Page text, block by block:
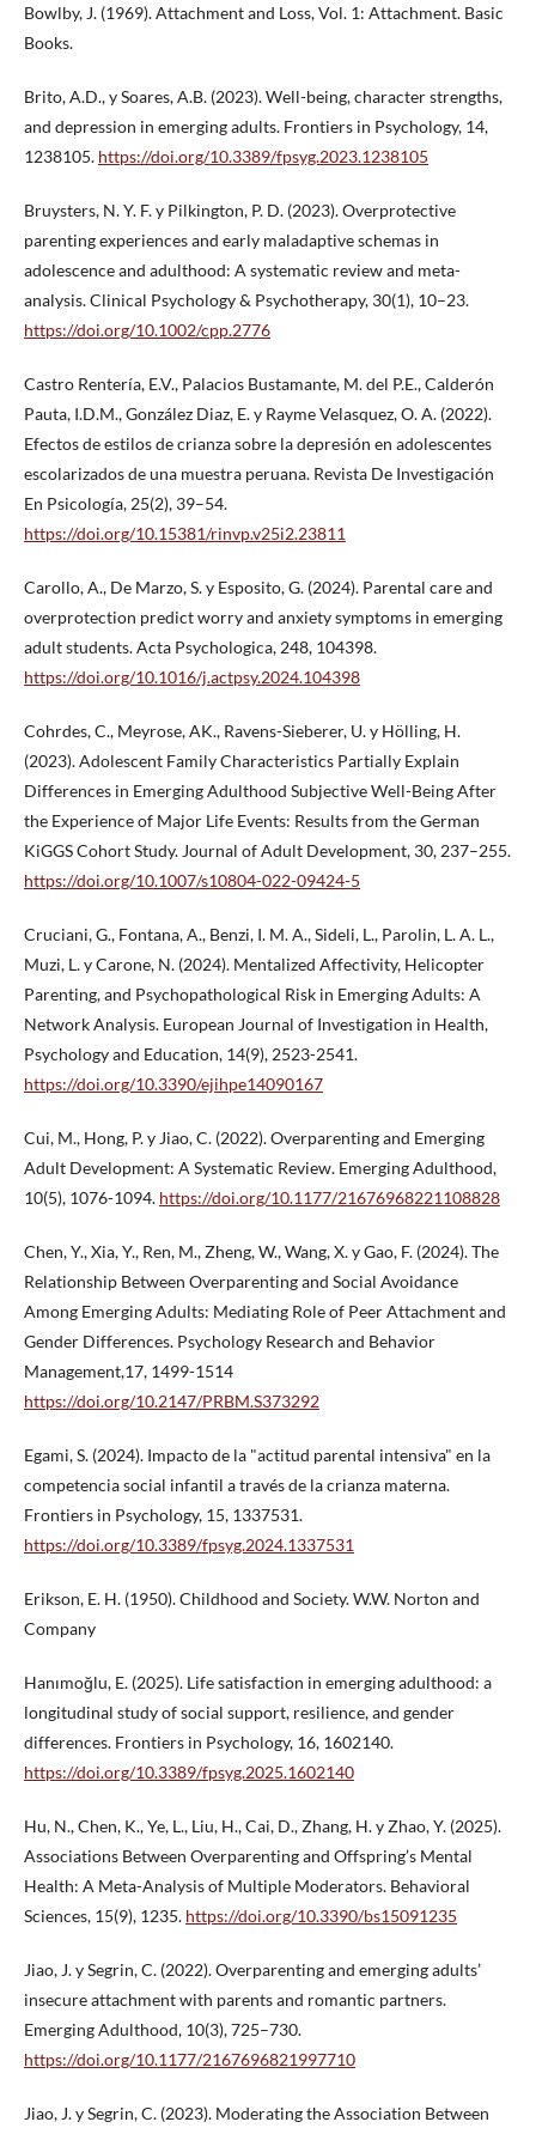
Bowlby, J. (1969). Attachment and Loss, Vol. 1: Attachment. Basic
Books.
Brito, A.D., y Soares, A.B. (2023). Well-being, character strengths,
and depression in emerging adults. Frontiers in Psychology, 14,
1238105. https://doi.org/10.3389/fpsyg.2023.1238105
Bruysters, N. Y. F. y Pilkington, P. D. (2023). Overprotective
parenting experiences and early maladaptive schemas in
adolescence and adulthood: A systematic review and meta-
analysis. Clinical Psychology & Psychotherapy, 30(1), 10–23.
https://doi.org/10.1002/cpp.2776
Castro Rentería, E.V., Palacios Bustamante, M. del P.E., Calderón
Pauta, I.D.M., González Diaz, E. y Rayme Velasquez, O. A. (2022).
Efectos de estilos de crianza sobre la depresión en adolescentes
escolarizados de una muestra peruana. Revista De Investigación
En Psicología, 25(2), 39–54.
https://doi.org/10.15381/rinvp.v25i2.23811
Carollo, A., De Marzo, S. y Esposito, G. (2024). Parental care and
overprotection predict worry and anxiety symptoms in emerging
adult students. Acta Psychologica, 248, 104398.
https://doi.org/10.1016/j.actpsy.2024.104398
Cohrdes, C., Meyrose, AK., Ravens-Sieberer, U. y Hölling, H.
(2023). Adolescent Family Characteristics Partially Explain
Differences in Emerging Adulthood Subjective Well-Being After
the Experience of Major Life Events: Results from the German
KiGGS Cohort Study. Journal of Adult Development, 30, 237–255.
https://doi.org/10.1007/s10804-022-09424-5
Cruciani, G., Fontana, A., Benzi, I. M. A., Sideli, L., Parolin, L. A. L.,
Muzi, L. y Carone, N. (2024). Mentalized Affectivity, Helicopter
Parenting, and Psychopathological Risk in Emerging Adults: A
Network Analysis. European Journal of Investigation in Health,
Psychology and Education, 14(9), 2523-2541.
https://doi.org/10.3390/ejihpe14090167
Cui, M., Hong, P. y Jiao, C. (2022). Overparenting and Emerging
Adult Development: A Systematic Review. Emerging Adulthood,
10(5), 1076-1094. https://doi.org/10.1177/21676968221108828
Chen, Y., Xia, Y., Ren, M., Zheng, W., Wang, X. y Gao, F. (2024). The
Relationship Between Overparenting and Social Avoidance
Among Emerging Adults: Mediating Role of Peer Attachment and
Gender Differences. Psychology Research and Behavior
Management,17, 1499-1514
https://doi.org/10.2147/PRBM.S373292
Egami, S. (2024). Impacto de la "actitud parental intensiva" en la
competencia social infantil a través de la crianza materna.
Frontiers in Psychology, 15, 1337531.
https://doi.org/10.3389/fpsyg.2024.1337531
Erikson, E. H. (1950). Childhood and Society. W.W. Norton and
Company
Hanımoğlu, E. (2025). Life satisfaction in emerging adulthood: a
longitudinal study of social support, resilience, and gender
differences. Frontiers in Psychology, 16, 1602140.
https://doi.org/10.3389/fpsyg.2025.1602140
Hu, N., Chen, K., Ye, L., Liu, H., Cai, D., Zhang, H. y Zhao, Y. (2025).
Associations Between Overparenting and Offspring’s Mental
Health: A Meta-Analysis of Multiple Moderators. Behavioral
Sciences, 15(9), 1235. https://doi.org/10.3390/bs15091235
Jiao, J. y Segrin, C. (2022). Overparenting and emerging adults’
insecure attachment with parents and romantic partners.
Emerging Adulthood, 10(3), 725–730.
https://doi.org/10.1177/2167696821997710
Jiao, J. y Segrin, C. (2023). Moderating the Association Between